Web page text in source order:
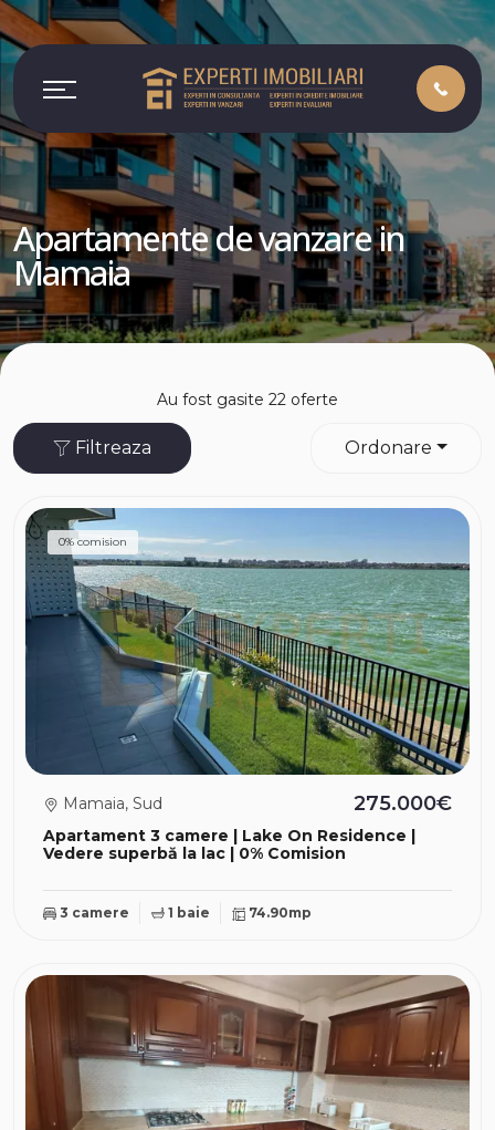
Apartamente de vanzare in
Mamaia
Au fost gasite 22 oferte
Ordonare
Filtreaza
0% comision
Apartament 3 camere | Lake On Residence |
Vedere superbă la lac | 0% Comision
Mamaia, Sud 275.000€
3 camere 1 baie 74.90mp